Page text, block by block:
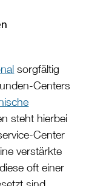
sorgfältig
Centers
steht hierbei
Center
verstärkte
oft einer